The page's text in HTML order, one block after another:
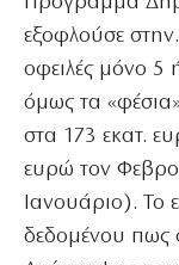
εξοφλούσε
οφειλές μόνο 5
όμως τα
στα 173 εκατ.
ευρώ τον
Ιανουάριο). Το
δεδομένου πως